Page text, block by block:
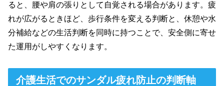
ると、腰や肩の張りとして自覚される場合があります。疲
れが広がるときほど、歩行条件を変える判断と、休憩や水
分補給などの生活判断を同時に持つことで、安全側に寄せ
た運用がしやすくなります。
介護生活でのサンダル疲れ防止の判断軸